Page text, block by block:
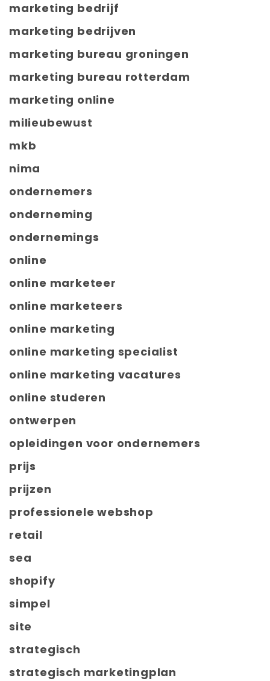
marketing bedrijf
marketing bedrijven
marketing bureau groningen
marketing bureau rotterdam
marketing online
milieubewust
mkb
nima
ondernemers
onderneming
ondernemings
online
online marketeer
online marketeers
online marketing
online marketing specialist
online marketing vacatures
online studeren
ontwerpen
opleidingen voor ondernemers
prijs
prijzen
professionele webshop
retail
sea
shopify
simpel
site
strategisch
strategisch marketingplan